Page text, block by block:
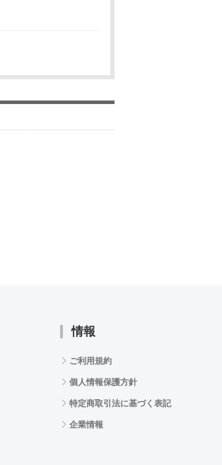
情報
ご利用規約
個人情報保護方針
特定商取引法に基づく表記
企業情報